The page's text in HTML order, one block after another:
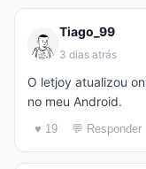
Tiago_99
3 dias atrás
O letjoy atualizou
no meu Android.
♥ 19 💬 Responder